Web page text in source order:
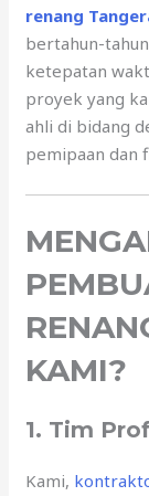
renang
bertahun-
ketepatan
proyek yang
ahli di bidang
pemipaan dan
KAMI?
1. Tim
Kami,